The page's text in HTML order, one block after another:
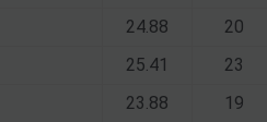
24.88 20
25.41 23
23.88 19